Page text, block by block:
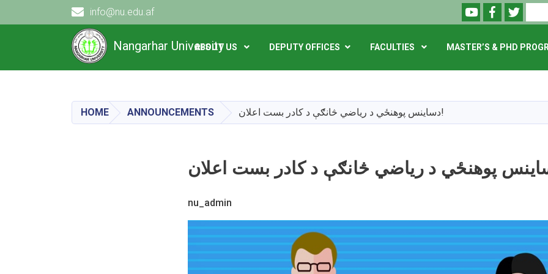
main
content
Nangarhar University
info@nu.edu.af YoutubeFacebookTwitter
Search
Main navigation
ABOUT US DEPUTY OFFICES FACULTIES MASTER’S & PHD
HOME ANNOUNCEMENTS دساينس پوهنځي د رياضي څانګې د کادر بست اعلان!
nu_admin